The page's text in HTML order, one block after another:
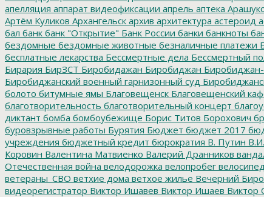
апелляция аппарат видеофиксации апрель аптека
Артём Куликов Архангельск архив архитектура астероид
бал банк банк "Открытие" Банк России банки банкноты
бездомные бездомные животные безналичные платежи
бесплатные лекарства Бессмертные дела Бессмертный
Бирария БирЗСТ Биробидажан Биробиджан
Биробиджанский военный гарнизонный суд
болото битумные ямы Благовещенск Благовещенский
благотворительность благотворительный концерт
диктант бомба бомбоубежище Борис Титов Борохович
буровзрывные работы Бурятия Бюджет бюджет 2017
учреждения бюджетный кредит бюрократия В. Путин
Коровин Валентина Матвиенко Валерий Дранников
Отечественная война велодорожка велопробег велосипед
ветераны_СВО ветхие дома ветхое жилье Вечерний
видеорегистратор Виктор Ишавев Виктор Ишаев Виктор